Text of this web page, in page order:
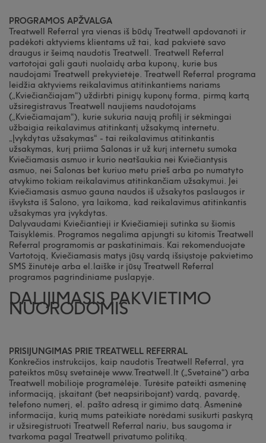
PROGRAMOS APŽVALGA
Treatwell Referral yra vienas iš būdų Treatwell apdovanoti ir
padėkoti aktyviems klientams už tai, kad pakvietė savo
draugus ir šeimą naudotis Treatwell. Treatwell Referral
vartotojai gali gauti nuolaidų arba kuponų, kurie bus
naudojami Treatwell prekyvietėje. Treatwell Referral programa
leidžia aktyviems reikalavimus atitinkantiems nariams
(„Kviečiančiajam“) uždirbti pinigų kuponų forma, pirmą kartą
užsiregistravus Treatwell naujiems naudotojams
(„Kviečiamajam“), kurie sukuria naują profilį ir sėkmingai
užbaigia reikalavimus atitinkantį užsakymą internetu.
„Įvykdytas užsakymas“ - tai reikalavimus atitinkantis
užsakymas, kurį priima Salonas ir už kurį internetu sumoka
Kviečiamasis asmuo ir kurio neatšaukia nei Kviečiantysis
asmuo, nei Salonas bet kuriuo metu prieš arba po numatyto
atvykimo tokiam reikalavimus atitinkančiam užsakymui. Jei
Kviečiamasis asmuo gauna naudos iš užsakytos paslaugos ir
išvyksta iš Salono, yra laikoma, kad reikalavimus atitinkantis
užsakymas yra įvykdytas.
Dalyvaudami Kviečiantieji ir Kviečiamieji sutinka su šiomis
Taisyklėmis. Programos negalima apjungti su kitomis Treatwell
Referral programomis ar paskatinimais. Kai rekomenduojate
Vartotoją, Kviečiamasis matys jūsų vardą išsiųstoje pakvietimo
SMS žinutėje arba el.laiške ir jūsų Treatwell Referral
programos pagrindiniame puslapyje.
DALIJIMASIS PAKVIETIMO
NUORODOMIS
PRISIJUNGIMAS PRIE TREATWELL REFERRAL
Konkrečios instrukcijos, kaip naudotis Treatwell Referral, yra
pateiktos mūsų svetainėje www.Treatwell.lt („Svetainė“) arba
Treatwell mobilioje programėlėje. Turėsite pateikti asmeninę
informaciją, įskaitant (bet neapsiribojant) vardą, pavardę,
telefono numerį, el. pašto adresą ir gimimo datą. Asmeninė
informacija, kurią mums pateikiate norėdami susikurti paskyrą
ir užsiregistruoti Treatwell Referral nariu, bus saugoma ir
tvarkoma pagal Treatwell privatumo politiką.